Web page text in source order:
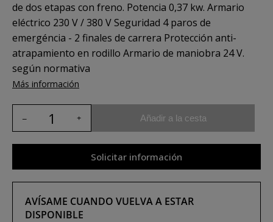
de dos etapas con freno. Potencia 0,37 kw. Armario
eléctrico 230 V / 380 V Seguridad 4 paros de
emergéncia - 2 finales de carrera Protección anti-
atrapamiento en rodillo Armario de maniobra 24 V.
según normativa
Más información
Añadir a la cesta
Solicitar información
AVÍSAME CUANDO VUELVA A ESTAR
DISPONIBLE